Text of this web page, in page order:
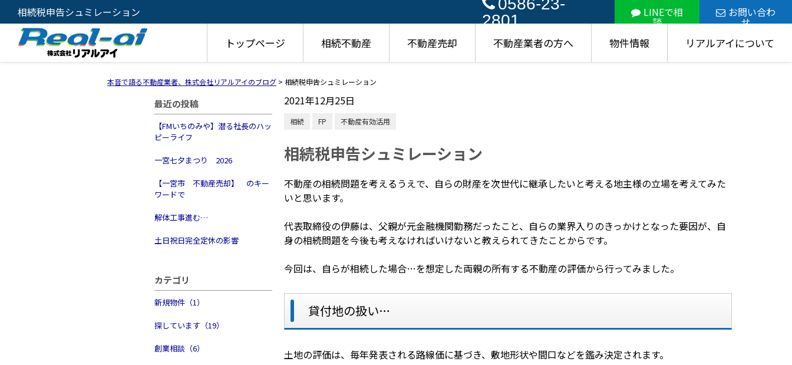
相続税申告シュミレーション
2801
LINEで相
談
お問い合わ
せ
トップページ 相続不動産 不動産売却 不動産業者の方へ 物件情報 リアルアイについて
本音で語る不動産業者、株式会社リアルアイのブログ > 相続税申告シュミレーション
最近の投稿
【FMいちのみや】潜る社長のハッ
ピーライフ
一宮七夕まつり 2026
【一宮市 不動産売却】 のキー
ワードで
解体工事進む…
土日祝日完全定休の影響
カテゴリ
新規物件（1）
探しています（19）
創業相談（6）
2021年12月25日
相続 FP 不動産有効活用
相続税申告シュミレーション
不動産の相続問題を考えるうえで、自らの財産を次世代に継承したいと考える地主様の立場を考えてみた
いと思います。
代表取締役の伊藤は、父親が元金融機関勤務だったこと、自らの業界入りのきっかけとなった要因が、自
身の相続問題を今後も考えなければいけないと教えられてきたことからです。
今回は、自らが相続した場合…を想定した両親の所有する不動産の評価から行ってみました。
貸付地の扱い…
土地の評価は、毎年発表される路線価に基づき、敷地形状や間口などを鑑み決定されます。